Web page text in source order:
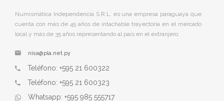
Numismática Independencia S.R.L. es una empresa paraguaya que
cuenta con más de 45 años de intachable trayectoria en el mercado
local y más de 35 años representando al país en el extranjero.
nisa@pla.net.py
Teléfono: +595 21 600322
Teléfono: +595 21 600323
Whatsapp: +595 985 555717